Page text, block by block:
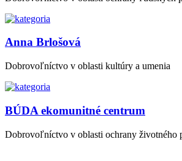
Anna Brlošová
Dobrovoľníctvo v oblasti kultúry a umenia
BÚDA ekomunitné centrum
Dobrovoľníctvo v oblasti ochrany životného